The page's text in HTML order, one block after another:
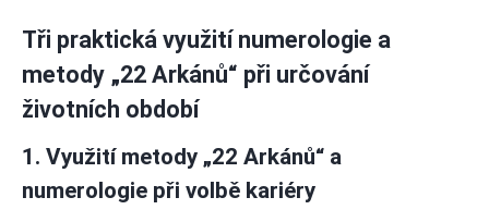
Tři praktická využití numerologie a
metody „22 Arkánů“ při určování
životních období
1. Využití metody „22 Arkánů“ a
numerologie při volbě kariéry